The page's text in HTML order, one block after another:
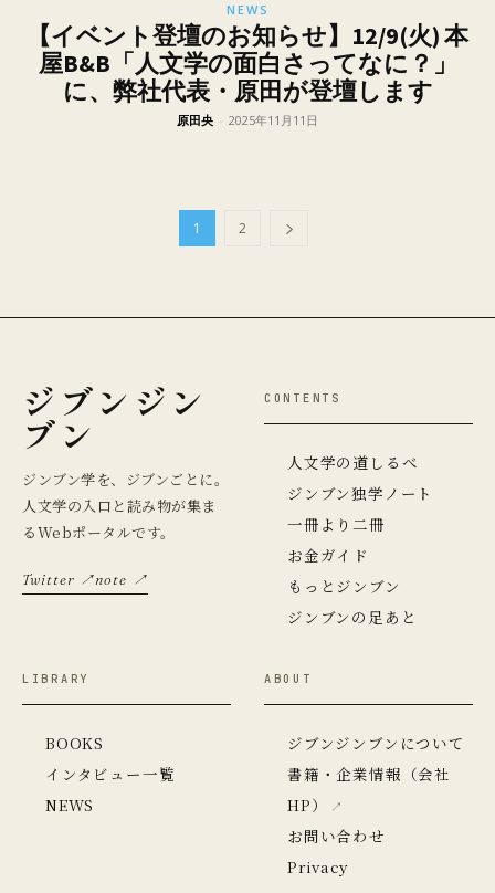
NEWS
【イベント登壇のお知らせ】12/9(火) 本
屋B&B「人文学の面白さってなに？」
に、弊社代表・原田が登壇します
原田央 - 2025年11月11日
1 2
ジブンジン
ブン
ジンブン学を、ジブンごとに。
人文学の入口と読み物が集ま
るWebポータルです。
Twitter ↗note ↗
CONTENTS
人文学の道しるべ
ジンブン独学ノート
一冊より二冊
お金ガイド
もっとジンブン
ジンブンの足あと
LIBRARY
BOOKS
インタビュー一覧
NEWS
ABOUT
ジブンジンブンについて
書籍・企業情報（会社
HP）
お問い合わせ
Privacy